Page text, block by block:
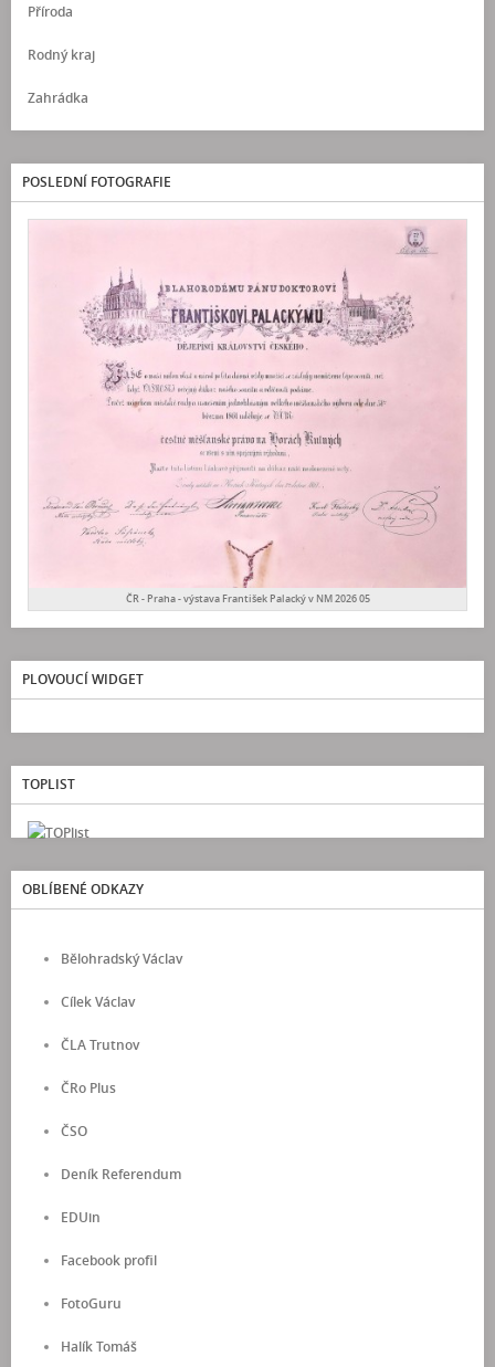
Příroda
Rodný kraj
Zahrádka
POSLEDNÍ FOTOGRAFIE
ČR - Praha - výstava František Palacký v NM 2026 05
PLOVOUCÍ WIDGET
TOPLIST
OBLÍBENÉ ODKAZY
Bělohradský Václav
Cílek Václav
ČLA Trutnov
ČRo Plus
ČSO
Deník Referendum
EDUin
Facebook profil
FotoGuru
Halík Tomáš